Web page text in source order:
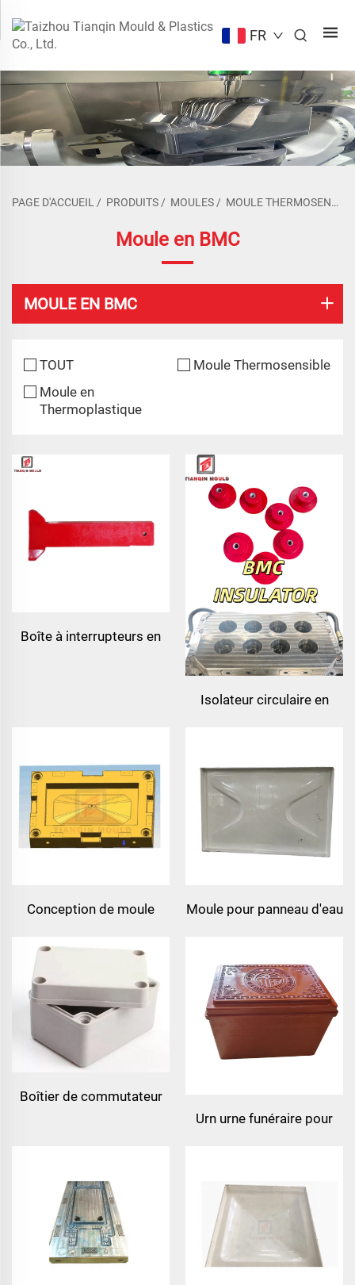
FR
PAGE D'ACCUEIL / PRODUITS / MOULES / MOULE THERMOSENSIBLE
Moule en BMC
MOULE EN BMC
TOUT
Moule Thermosensible
Moule en
Thermoplastique
Boîte à interrupteurs en
Isolateur circulaire en
fibre de verre
Conception de moule
fibre de verre pour spa
moule de compression
usine de taizhou
Moule pour panneau d'eau
prix compétitif
Boîtier de commutateur
taizhou town
Urn urne funéraire pour
taizhou chine usine de
moules